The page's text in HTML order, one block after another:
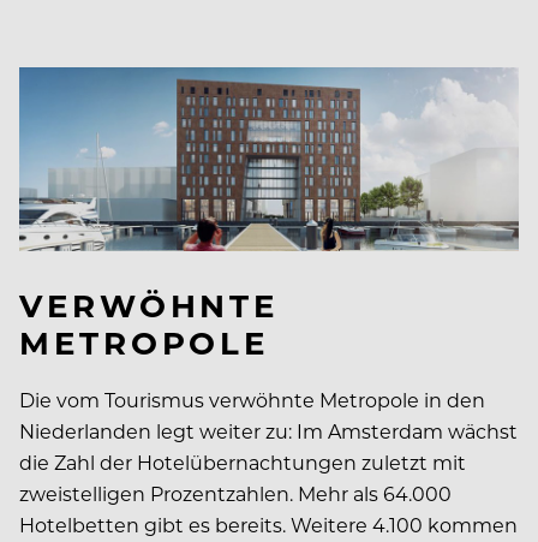
VERWÖHNTE
METROPOLE
Die vom Tourismus verwöhnte Metropole in den
Niederlanden legt weiter zu: Im Amsterdam wächst
die Zahl der Hotelübernachtungen zuletzt mit
zweistelligen Prozentzahlen. Mehr als 64.000
Hotelbetten gibt es bereits. Weitere 4.100 kommen